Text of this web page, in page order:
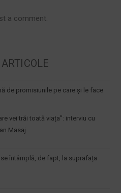
a comment.
de promisiunile pe care și le face
vei trăi toată viața”: interviu cu
Masaj
întâmplă, de fapt, la suprafața